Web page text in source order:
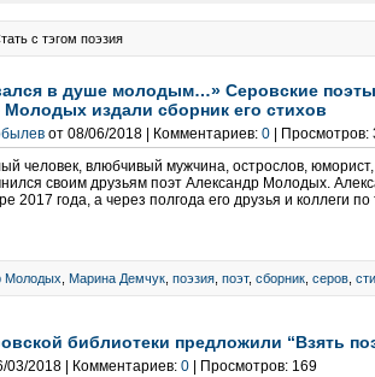
с тэгом поэзия
в душе молодым…» Серовские
Молодых издали сборник его стихов
от 08/06/2018 | Комментариев: 0 | Просмотров:
человек, влюбчивый мужчина, острослов,
своим друзьям поэт Александр Молодых.
2017 года, а через полгода его друзья и коллеги по
Молодых Марина Демчук поэзия поэт, сборник серов
библиотеки предложили “Взять
03/2018 | Комментариев: 0 | Просмотров: 169